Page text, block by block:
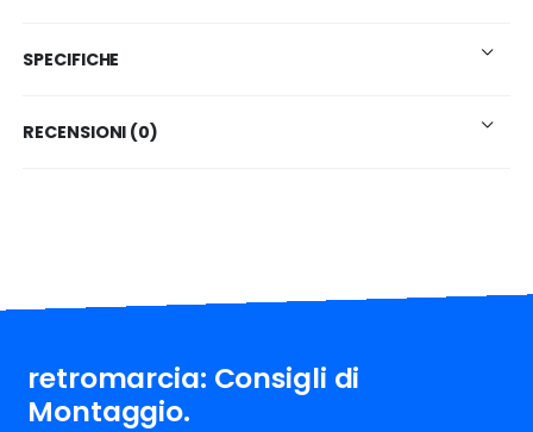
SPECIFICHE
RECENSIONI (0)
retromarcia: Consigli di
Montaggio.